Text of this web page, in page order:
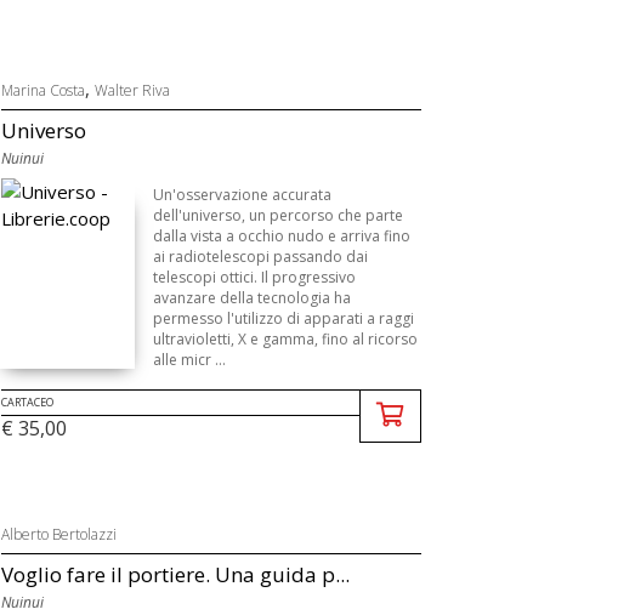
Marina Costa, Walter Riva
Universo
Nuinui
Un'osservazione accurata
dell'universo, un percorso che parte
dalla vista a occhio nudo e arriva fino
ai radiotelescopi passando dai
telescopi ottici. Il progressivo
avanzare della tecnologia ha
permesso l'utilizzo di apparati a raggi
ultravioletti, X e gamma, fino al ricorso
alle micr ...
CARTACEO
€ 35,00
Alberto Bertolazzi
Voglio fare il portiere. Una guida p...
Nuinui